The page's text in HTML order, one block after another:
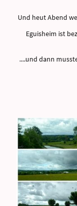
Und heut Abend
Eguisheim ist
....und dann